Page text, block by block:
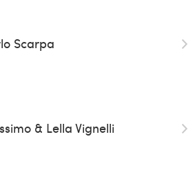
Scarpa
& Lella Vignelli